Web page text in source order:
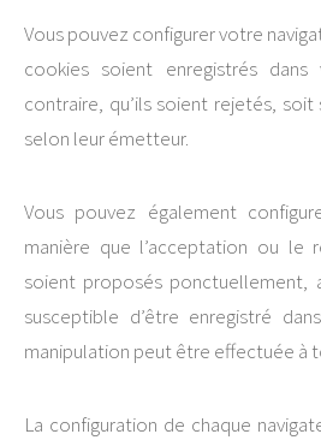
Vous pouvez configurer votre
cookies soient enregistrés
contraire, qu’ils soient rejetés,
selon leur émetteur.
Vous pouvez également
manière que l’acceptation ou le
soient proposés ponctuellement,
susceptible d’être enregistré
manipulation peut être effectuée à
La configuration de chaque